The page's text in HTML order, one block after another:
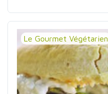
Le Gourmet Végétarien